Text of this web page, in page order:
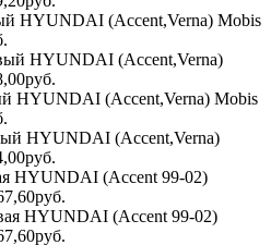
HYUNDAI (Accent,Verna) Mobis
HYUNDAI (Accent,Verna)
HYUNDAI (Accent,Verna) Mobis
HYUNDAI (Accent,Verna)
HYUNDAI (Accent 99-02)
HYUNDAI (Accent 99-02)